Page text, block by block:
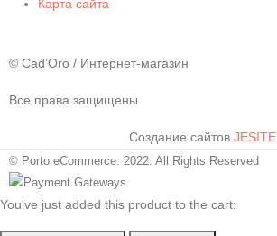
Карта сайта
© Cad’Oro / Интернет-магазин
Все права защищены
Создание сайтов JESITE
© Porto eCommerce. 2022. All Rights Reserved
You've just added this product to the cart: